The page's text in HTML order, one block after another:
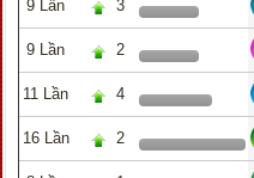
9 Lần 3
9 Lần 2
11 Lần 4
16 Lần 2